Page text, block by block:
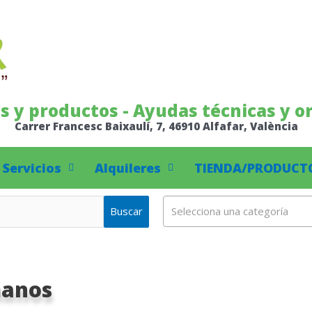
y productos - Ayudas técnicas y
Carrer Francesc Baixaulí, 7, 46910 Alfafar, València
Servicios Alquileres TIENDA/
Buscar Selecciona una categoría